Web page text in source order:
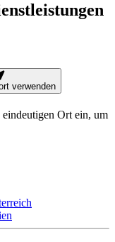
verwenden
Ort ein, um